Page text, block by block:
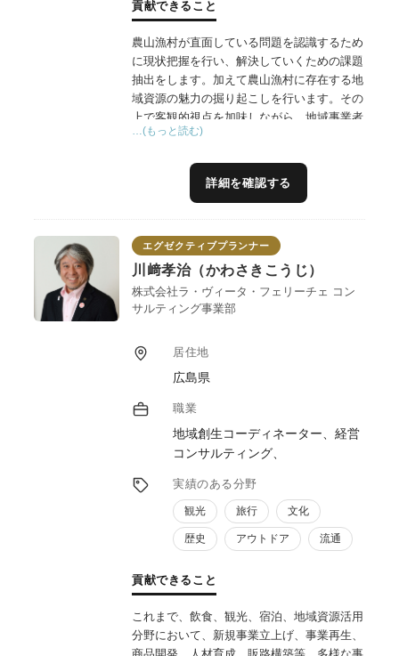
貢献できること
農山漁村が直面している問題を認識するため
に現状把握を行い、解決していくための課題
抽出をします。加えて農山漁村に存在する地
域資源の魅力の掘り起こしを行います。その
上で客観的視点を加味しながら、地域事業者
が主体的に目指すべき方向性を決定できるよ
滑に進めていくための道筋や実施体制構築支
援、新たな取組になるようなアイデア創出・
ァシリテート力を発揮することが出来ます。
自律的で持続的に事業化を行っていく取組に
なるように道筋を立て、数多くの新規事業立
ち上げた経験及び商品・サービス開発支援で
クはもちろんのこと、自身のノウハウ、ネッ
トワーク等を駆使して農山漁村の発展が出来
…(もっと読む)
詳細を確認する
エグゼクティブプランナー
川﨑孝治（かわさきこうじ）
株式会社ラ・ヴィータ・フェリーチェ コン
サルティング事業部
居住地
広島県
職業
地域創生コーディネーター、経営
コンサルティング、
実績のある分野
観光 旅行 文化
歴史 アウトドア 流通
貢献できること
これまで、飲食、観光、宿泊、地域資源活用
分野において、新規事業立上げ、事業再生、